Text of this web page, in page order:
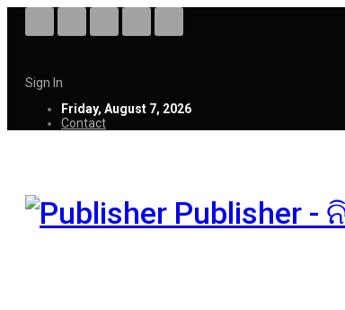
Sign In
Friday, August 7, 2026
Contact
Publisher